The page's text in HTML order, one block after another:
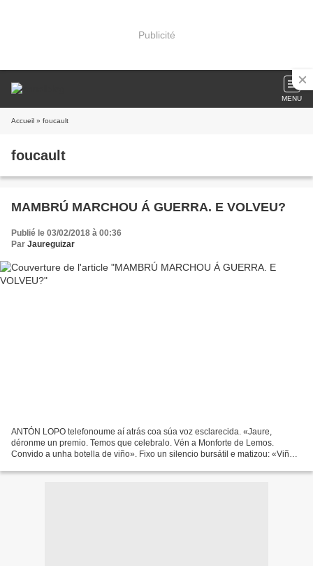
Publicité
MENU
Accueil » foucault
foucault
MAMBRÚ MARCHOU Á GUERRA. E VOLVEU?
Publié le 03/02/2018 à 00:36
Par Jaureguizar
ANTÓN LOPO telefonoume aí atrás coa súa voz esclarecida. «Jaure,
déronme un premio. Temos que celebralo. Vén a Monforte de Lemos.
Convido a unha botella de viño». Fixo un silencio bursátil e matizou: «Viño